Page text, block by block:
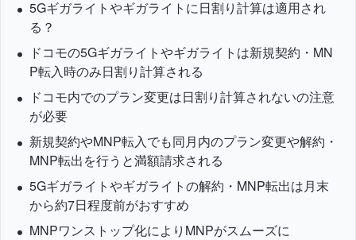
5Gギガライトやギガライトに日割り計算は適用され
る？
ドコモの5Gギガライトやギガライトは新規契約・MN
P転入時のみ日割り計算される
ドコモ内でのプラン変更は日割り計算されないの注意
が必要
新規契約やMNP転入でも同月内のプラン変更や解約・
MNP転出を行うと満額請求される
5Gギガライトやギガライトの解約・MNP転出は月末
から約7日程度前がおすすめ
MNPワンストップ化によりMNPがスムーズに